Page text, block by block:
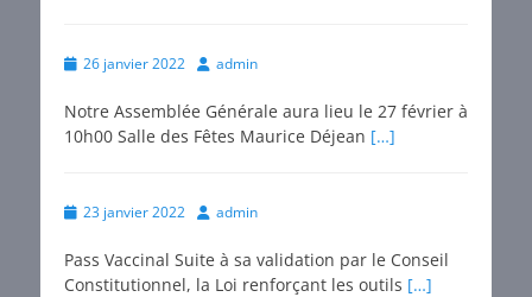
Posted
26 janvier 2022 Author
admin
Notre Assemblée Générale aura lieu le 27 février à
10h00 Salle des Fêtes Maurice Déjean […]
Posted
23 janvier 2022 Author
admin
Pass Vaccinal Suite à sa validation par le Conseil
Constitutionnel, la Loi renforçant les outils […]